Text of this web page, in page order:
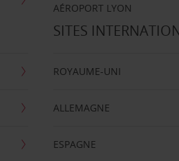
AÉROPORT LYON
SITES
ROYAUME-UNI
ALLEMAGNE
ESPAGNE